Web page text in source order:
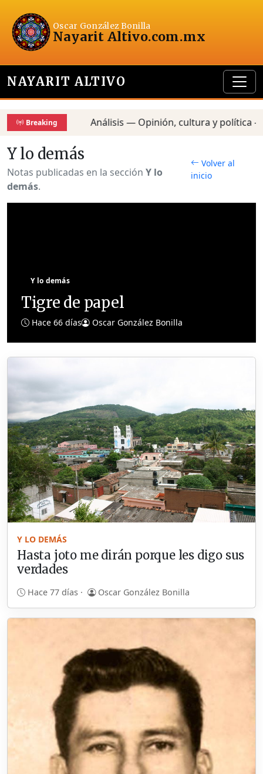
Oscar González Bonilla
Nayarit Altivo.com.mx
NAYARIT ALTIVO
Breaking Análisis — Opinión, cultura y política —
Y lo demás
Notas publicadas en la sección Y lo
demás.
Volver al
inicio
Y lo demás
Tigre de papel
Hace 66 días Oscar González Bonilla
Y LO DEMÁS
Hasta joto me dirán porque les digo sus
verdades
Hace 77 días · Oscar González Bonilla